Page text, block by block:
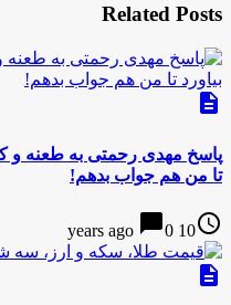
Related Posts
description
پاسخ مهدی رحمتی به طعنه و
تا من هم جواب بدهم!
access_time
10 years ago
chat_bubble0
description